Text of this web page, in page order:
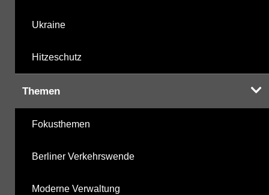
Ukraine
Hitzeschutz
Themen
Fokusthemen
Berliner Verkehrswende
Moderne Verwaltung